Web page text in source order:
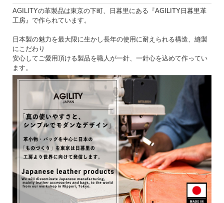
AGILITYの革製品は東京の下町、日暮里にある『AGILITY日暮里革
工房 』で作られています。
日本製の魅力を最大限に生かし長年の使用に耐えられる構造、縫製
にこだわり
安心してご愛用頂ける製品を職人が一針、一針心を込めて作ってい
ます。